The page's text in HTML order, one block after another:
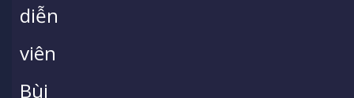
diễn
viên
Bùi